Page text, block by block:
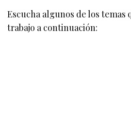
Escucha algunos de los temas
trabajo a continuación: